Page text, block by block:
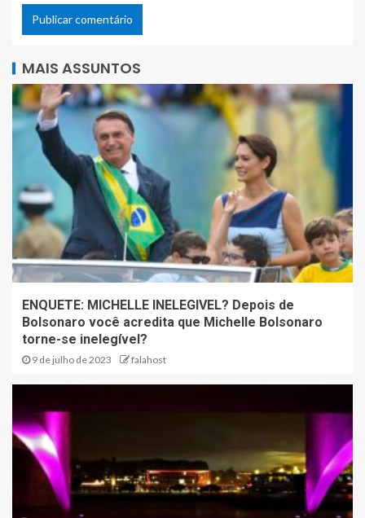
MAIS ASSUNTOS
ENQUETE: MICHELLE INELEGIVEL? Depois de
Bolsonaro você acredita que Michelle Bolsonaro
torne-se inelegível?
9 de julho de 2023 falahost